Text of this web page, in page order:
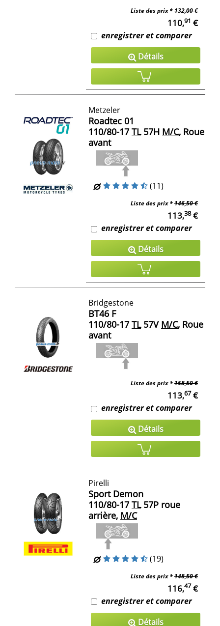
Liste des prix *132,00 €
110,91 €
enregistrer et comparer
Détails
Metzeler
Roadtec 01
110/80-17 TL57H M/C, Roue
avant
(11)
Liste des prix *146,50 €
113,38€
enregistrer et comparer
Détails
Bridgestone
BT46 F
110/80-17 TL57V M/C, Roue
avant
Liste des prix *158,50 €
113,67€
enregistrer et comparer
Détails
Pirelli
Sport Demon
110/80-17 TL57P roue
arrière, M/C
(19)
Liste des prix *148,50 €
116,47 €
enregistrer et comparer
Détails